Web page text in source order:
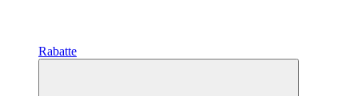
Rabatte